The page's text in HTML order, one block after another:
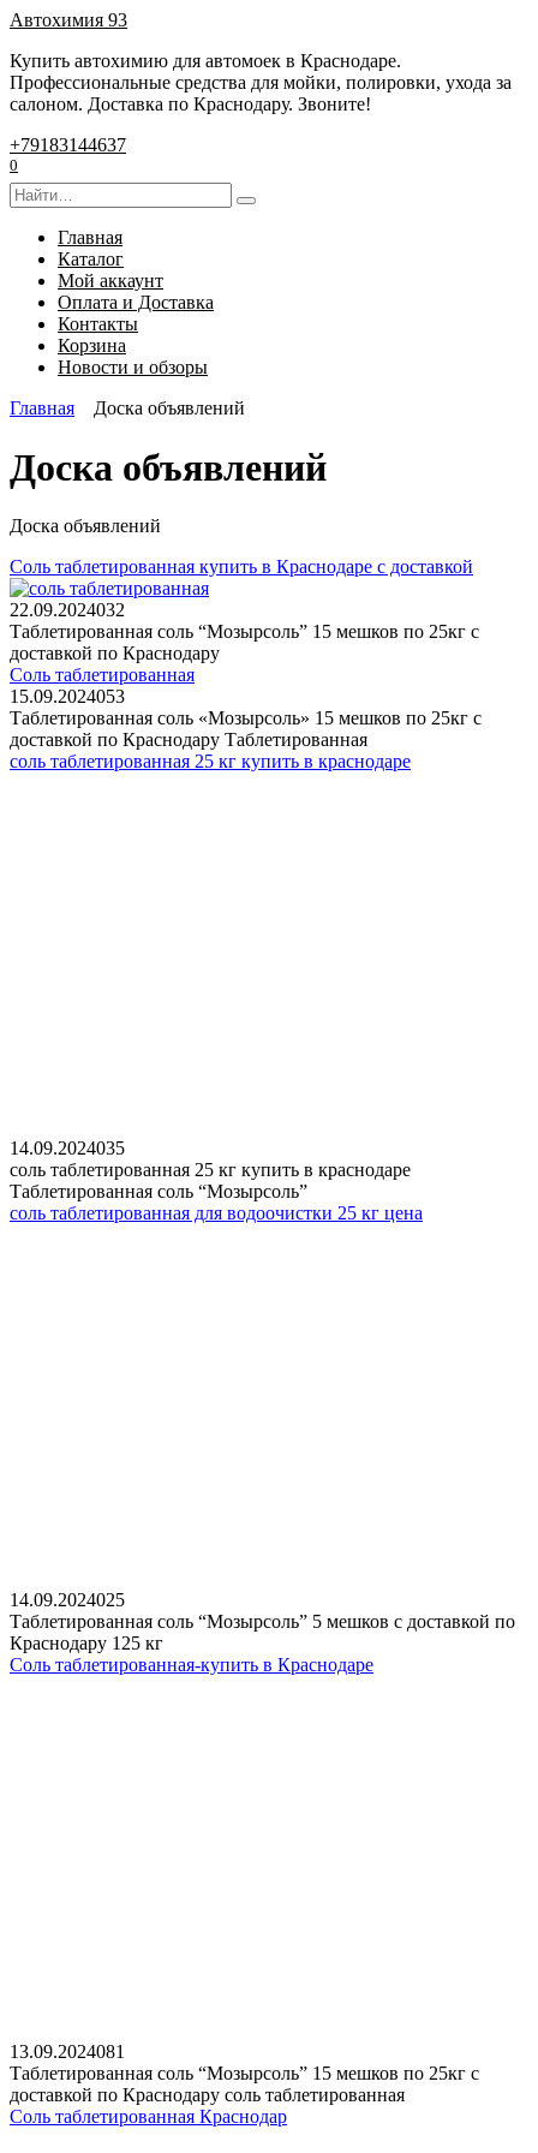
Перейти
содержанию
Автохимия 93
Купить автохимию для автомоек в Краснодаре.
Профессиональные средства для мойки, полировки, ухода за
салоном. Доставка по Краснодару. Звоните!
+79183144637
0
Search
for:
Главная
Каталог
Мой аккаунт
Оплата и Доставка
Контакты
Корзина
Новости и обзоры
Главная
Доска объявлений
Доска объявлений
Доска объявлений
Соль таблетированная купить в Краснодаре с доставкой
22.09.2024032
Таблетированная соль “Мозырсоль” 15 мешков по 25кг с
доставкой по Краснодару
Соль таблетированная
15.09.2024053
Таблетированная соль «Мозырсоль» 15 мешков по 25кг с
доставкой по Краснодару Таблетированная
соль таблетированная 25 кг купить в краснодаре
14.09.2024035
соль таблетированная 25 кг купить в краснодаре
Таблетированная соль “Мозырсоль”
соль таблетированная для водоочистки 25 кг цена
14.09.2024025
Таблетированная соль “Мозырсоль” 5 мешков с доставкой по
Краснодару 125 кг
Соль таблетированная-купить в Краснодаре
13.09.2024081
Таблетированная соль “Мозырсоль” 15 мешков по 25кг с
доставкой по Краснодару соль таблетированная
Соль таблетированная Краснодар